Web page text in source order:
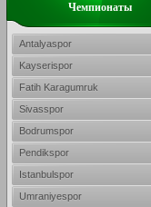
Чемпионаты
Antalyaspor
Kayserispor
Fatih Karagumruk
Sivasspor
Bodrumspor
Pendikspor
Istanbulspor
Umraniyespor